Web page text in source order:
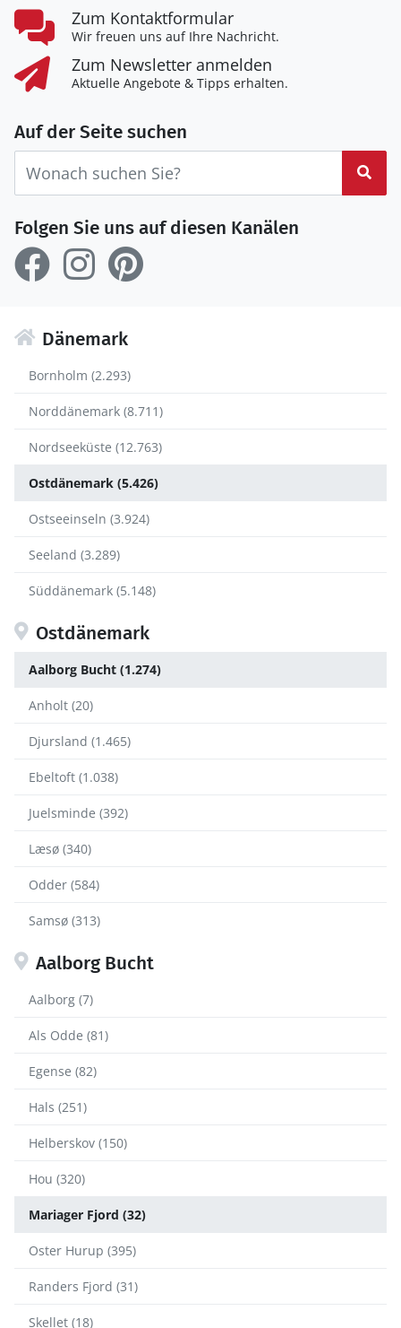
Zum Kontaktformular
Wir freuen uns auf Ihre Nachricht.
Zum Newsletter anmelden
Aktuelle Angebote & Tipps erhalten.
Auf der Seite suchen
Folgen Sie uns auf diesen Kanälen
Dänemark
Bornholm (2.293)
Norddänemark (8.711)
Nordseeküste (12.763)
Ostdänemark (5.426)
Ostseeinseln (3.924)
Seeland (3.289)
Süddänemark (5.148)
Ostdänemark
Aalborg Bucht (1.274)
Anholt (20)
Djursland (1.465)
Ebeltoft (1.038)
Juelsminde (392)
Læsø (340)
Odder (584)
Samsø (313)
Aalborg Bucht
Aalborg (7)
Als Odde (81)
Egense (82)
Hals (251)
Helberskov (150)
Hou (320)
Mariager Fjord (32)
Oster Hurup (395)
Randers Fjord (31)
Skellet (18)